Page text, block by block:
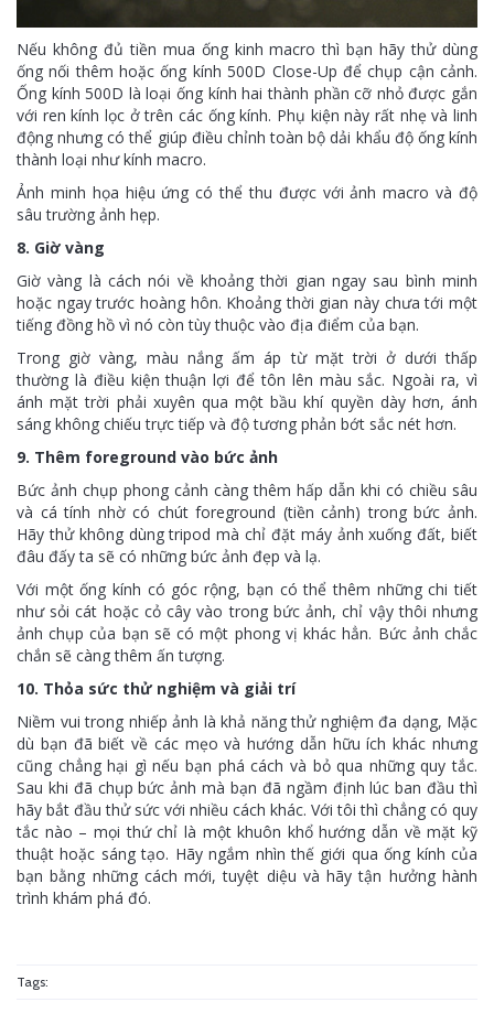
Nếu không đủ tiền mua ống kinh macro thì bạn hãy thử dùng
ống nối thêm hoặc ống kính 500D Close-Up để chụp cận cảnh.
Ống kính 500D là loại ống kính hai thành phần cỡ nhỏ được gắn
với ren kính lọc ở trên các ống kính. Phụ kiện này rất nhẹ và linh
động nhưng có thể giúp điều chỉnh toàn bộ dải khẩu độ ống kính
thành loại như kính macro.
Ảnh minh họa hiệu ứng có thể thu được với ảnh macro và độ
sâu trường ảnh hẹp.
8. Giờ vàng
Giờ vàng là cách nói về khoảng thời gian ngay sau bình minh
hoặc ngay trước hoàng hôn. Khoảng thời gian này chưa tới một
tiếng đồng hồ vì nó còn tùy thuộc vào địa điểm của bạn.
Trong giờ vàng, màu nắng ấm áp từ mặt trời ở dưới thấp
thường là điều kiện thuận lợi để tôn lên màu sắc. Ngoài ra, vì
ánh mặt trời phải xuyên qua một bầu khí quyền dày hơn, ánh
sáng không chiếu trực tiếp và độ tương phản bớt sắc nét hơn.
9. Thêm foreground vào bức ảnh
Bức ảnh chụp phong cảnh càng thêm hấp dẫn khi có chiều sâu
và cá tính nhờ có chút foreground (tiền cảnh) trong bức ảnh.
Hãy thử không dùng tripod mà chỉ đặt máy ảnh xuống đất, biết
đâu đấy ta sẽ có những bức ảnh đẹp và lạ.
Với một ống kính có góc rộng, bạn có thể thêm những chi tiết
như sỏi cát hoặc cỏ cây vào trong bức ảnh, chỉ vậy thôi nhưng
ảnh chụp của bạn sẽ có một phong vị khác hẳn. Bức ảnh chắc
chắn sẽ càng thêm ấn tượng.
10. Thỏa sức thử nghiệm và giải trí
Niềm vui trong nhiếp ảnh là khả năng thử nghiệm đa dạng, Mặc
dù bạn đã biết về các mẹo và hướng dẫn hữu ích khác nhưng
cũng chẳng hại gì nếu bạn phá cách và bỏ qua những quy tắc.
Sau khi đã chụp bức ảnh mà bạn đã ngầm định lúc ban đầu thì
hãy bắt đầu thử sức với nhiều cách khác. Với tôi thì chẳng có quy
tắc nào – mọi thứ chỉ là một khuôn khổ hướng dẫn về mặt kỹ
thuật hoặc sáng tạo. Hãy ngắm nhìn thế giới qua ống kính của
bạn bằng những cách mới, tuyệt diệu và hãy tận hưởng hành
trình khám phá đó.
Tags: